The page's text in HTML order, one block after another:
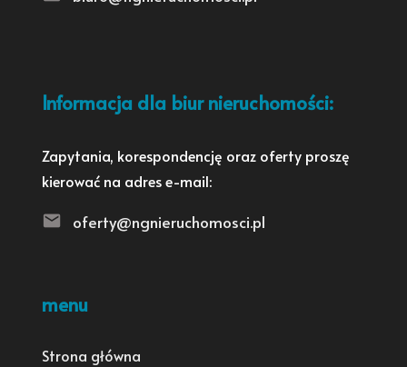
Informacja dla biur nieruchomości:
Zapytania, korespondencję oraz oferty proszę
kierować na adres e-mail:
oferty@ngnieruchomosci.pl
menu
Strona główna